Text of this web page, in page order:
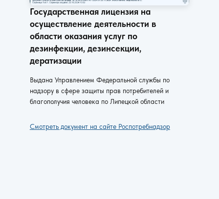
Государственная лицензия на
осуществление деятельности в
области оказания услуг по
дезинфекции, дезинсекции,
дератизации
Выдана Управлением Федеральной службы по
надзору в сфере защиты прав потребителей и
благополучия человека по Липецкой области
Смотреть документ на сайте Роспотребнадзор